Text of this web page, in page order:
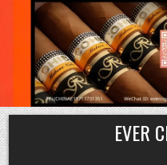
Skip
to
content
EVER